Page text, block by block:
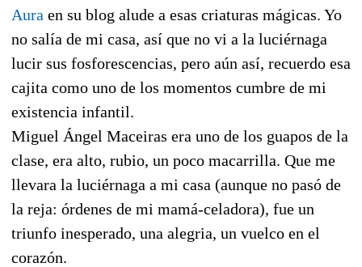
Aura en su blog alude a esas criaturas mágicas. Yo
no salía de mi casa, así que no vi a la luciérnaga
lucir sus fosforescencias, pero aún así, recuerdo esa
cajita como uno de los momentos cumbre de mi
existencia infantil.
Miguel Ángel Maceiras era uno de los guapos de la
clase, era alto, rubio, un poco macarrilla. Que me
llevara la luciérnaga a mi casa (aunque no pasó de
la reja: órdenes de mi mamá-celadora), fue un
triunfo inesperado, una alegria, un vuelco en el
corazón.